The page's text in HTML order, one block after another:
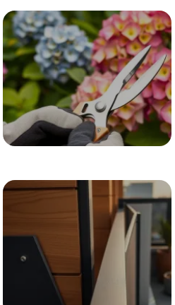
"instagramowy", ale
bezpieczny i zgodny z